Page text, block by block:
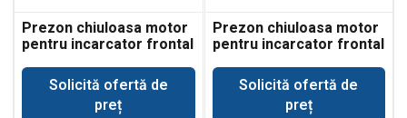
Prezon chiuloasa motor
pentru incarcator frontal
Solicită ofertă de
preț
Prezon chiuloasa motor
pentru incarcator frontal
Solicită ofertă de
preț